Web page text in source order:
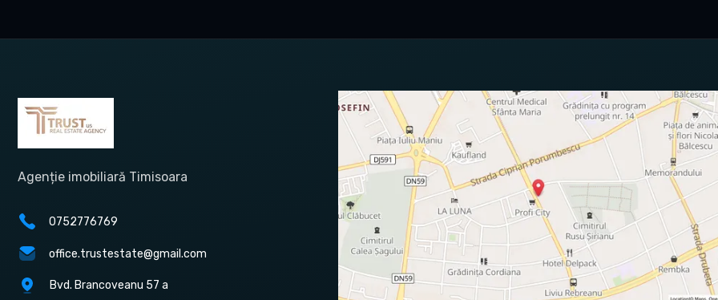
Agenție imobiliară Timisoara
0752776769
office.trustestate@gmail.com
Bvd. Brancoveanu 57 a